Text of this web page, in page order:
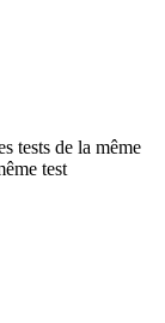
tests de la même
test